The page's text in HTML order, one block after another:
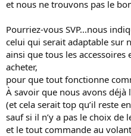
n
et nous ne trouvons pas le
Pourriez-vous SVP...nous
celui qui serait adaptable sur
ainsi que tous les accessoires
acheter,
pour que tout fonctionne
À savoir que nous avons déjà
(et cela serait top qu’il reste
sauf si il n’y a pas le choix de
et le tout commande au